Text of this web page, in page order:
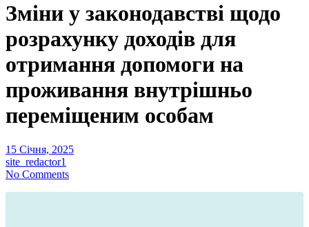
Зміни у законодавстві щодо
розрахунку доходів для
отримання допомоги на
проживання внутрішньо
переміщеним особам
15 Січня, 2025
site_redactor1
No Comments